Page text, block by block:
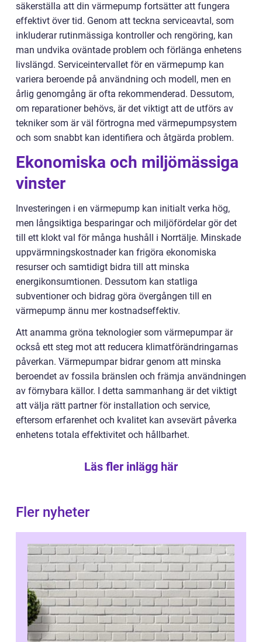
säkerställa att din värmepump fortsätter att fungera
effektivt över tid. Genom att teckna serviceavtal, som
inkluderar rutinmässiga kontroller och rengöring, kan
man undvika oväntade problem och förlänga enhetens
livslängd. Serviceintervallet för en värmepump kan
variera beroende på användning och modell, men en
årlig genomgång är ofta rekommenderad. Dessutom,
om reparationer behövs, är det viktigt att de utförs av
tekniker som är väl förtrogna med värmepumpsystem
och som snabbt kan identifiera och åtgärda problem.
Ekonomiska och miljömässiga
vinster
Investeringen i en värmepump kan initialt verka hög,
men långsiktiga besparingar och miljöfördelar gör det
till ett klokt val för många hushåll i Norrtälje. Minskade
uppvärmningskostnader kan frigöra ekonomiska
resurser och samtidigt bidra till att minska
energikonsumtionen. Dessutom kan statliga
subventioner och bidrag göra övergången till en
värmepump ännu mer kostnadseffektiv.
Att anamma gröna teknologier som värmepumpar är
också ett steg mot att reducera klimatförändringarnas
påverkan. Värmepumpar bidrar genom att minska
beroendet av fossila bränslen och främja användningen
av förnybara källor. I detta sammanhang är det viktigt
att välja rätt partner för installation och service,
eftersom erfarenhet och kvalitet kan avsevärt påverka
enhetens totala effektivitet och hållbarhet.
Läs fler inlägg här
Fler nyheter